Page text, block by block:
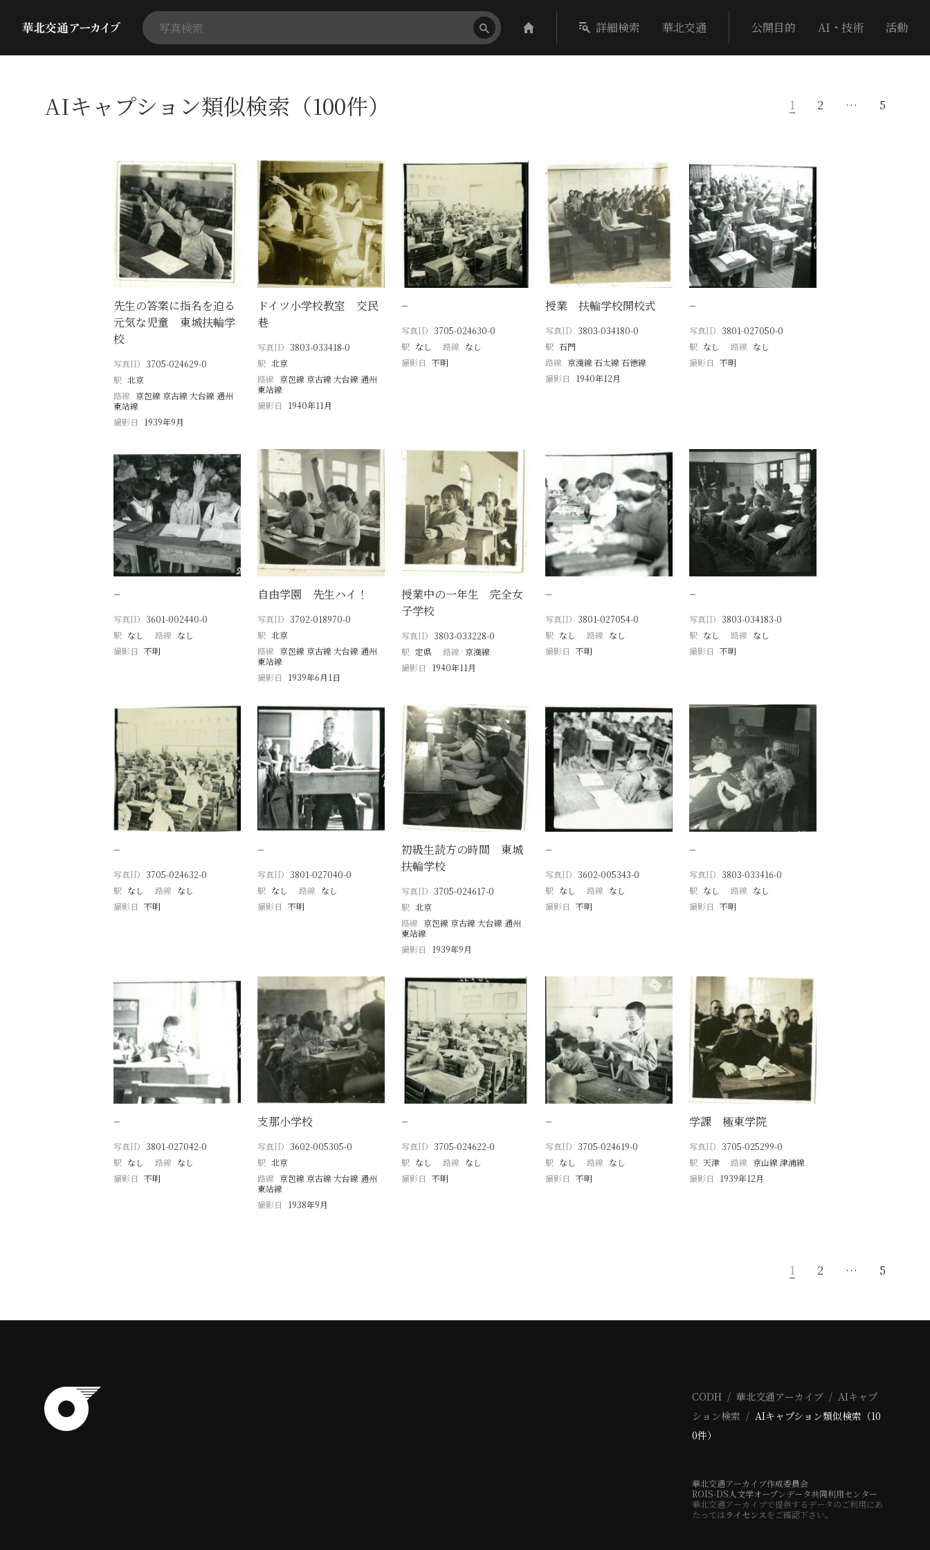
詳細検索 華北交通 公開目的 AI・技術 活動
AIキャプション類似検索（100件） 1 2 … 5
先生の答案に指名を迫る
元気な児童 東城扶輪学
校
写真ID 3705-024629-0
駅 北京
路線 京包線 京古線 大台線 通州
東站線
撮影日
1939年9月
ドイツ小学校教室 交民
巷
写真ID 3803-033418-0
駅 北京
路線 京包線 京古線 大台線 通州
東站線
撮影日
1940年11月
−
写真ID 3705-024630-0
駅 なし 路線 なし
撮影日 不明
授業 扶輪学校開校式
写真ID 3803-034180-0
駅 石門
路線 京漢線 石太線 石徳線
撮影日
1940年12月
−
写真ID 3801-027050-0
駅 なし 路線 なし
撮影日 不明
−
写真ID 3601-002440-0
駅 なし 路線 なし
撮影日 不明
自由学園 先生ハイ！
写真ID 3702-018970-0
駅 北京
路線 京包線 京古線 大台線 通州
東站線
撮影日
1939年6月1日
授業中の一年生 完全女
子学校
写真ID 3803-033228-0
駅 定県 路線 京漢線
撮影日
1940年11月
−
写真ID 3801-027054-0
駅 なし 路線 なし
撮影日 不明
−
写真ID 3803-034183-0
駅 なし 路線 なし
撮影日 不明
−
写真ID 3705-024632-0
駅 なし 路線 なし
撮影日 不明
−
写真ID 3801-027040-0
駅 なし 路線 なし
撮影日 不明
初級生読方の時間 東城
扶輪学校
写真ID 3705-024617-0
駅 北京
路線 京包線 京古線 大台線 通州
東站線
撮影日
1939年9月
−
写真ID 3602-005343-0
駅 なし 路線 なし
撮影日 不明
−
写真ID 3803-033416-0
駅 なし 路線 なし
撮影日 不明
−
写真ID 3801-027042-0
駅 なし 路線 なし
撮影日 不明
支那小学校
写真ID 3602-005305-0
駅 北京
路線 京包線 京古線 大台線 通州
東站線
撮影日
1938年9月
−
写真ID 3705-024622-0
駅 なし 路線 なし
撮影日 不明
−
写真ID 3705-024619-0
駅 なし 路線 なし
撮影日 不明
学課 極東学院
写真ID 3705-025299-0
駅 天津 路線 京山線 津浦線
撮影日
1939年12月
1 2 … 5
CODH 華北交通アーカイブ
AIキャプ
ション検索
AIキャプション類似検索（10
0件）
華北交通アーカイブ作成委員会
ROIS-DS人文学オープンデータ共同利用センター
華北交通アーカイブで提供するデータのご利用にあ
たってはライセンス をご確認下さい。